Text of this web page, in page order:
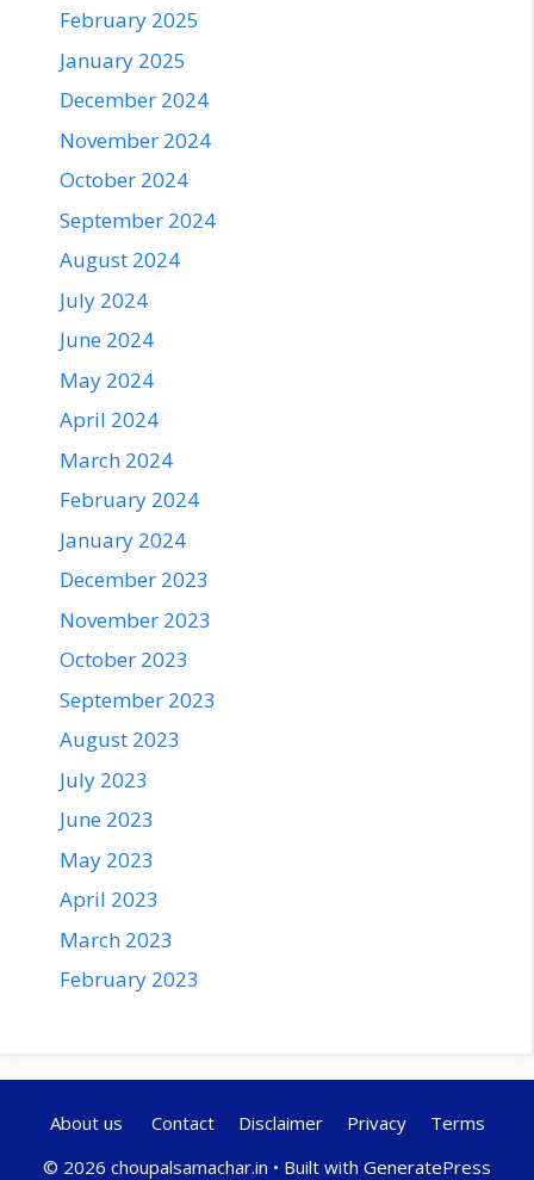
February 2025
January 2025
December 2024
November 2024
October 2024
September 2024
August 2024
July 2024
June 2024
May 2024
April 2024
March 2024
February 2024
January 2024
December 2023
November 2023
October 2023
September 2023
August 2023
July 2023
June 2023
May 2023
April 2023
March 2023
February 2023
About us Contact Disclaimer Privacy
Terms
© 2026 choupalsamachar.in • Built with GeneratePress